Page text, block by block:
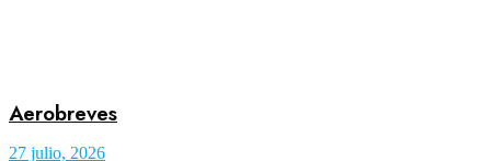
Aerobreves
27 julio, 2026